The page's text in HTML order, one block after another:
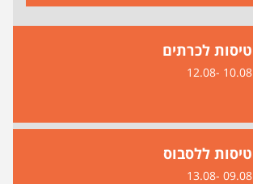
טיסות לכרתים
10.08 -12.08
טיסות ללסבוס
09.08 -13.08